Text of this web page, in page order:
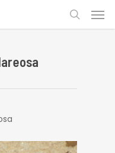
search